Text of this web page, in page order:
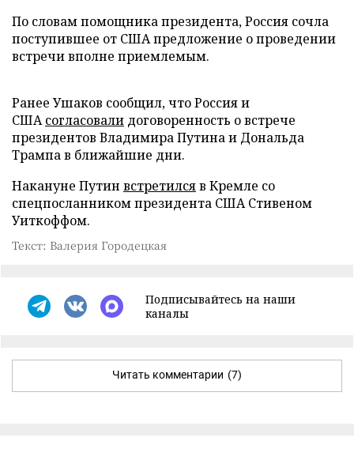
По словам помощника президента, Россия сочла
поступившее от США предложение о проведении
встречи вполне приемлемым.
Ранее Ушаков сообщил, что Россия и
СШАсогласовали договоренность о встрече
президентов Владимира Путина и Дональда
Трампа в ближайшие дни.
Накануне Путин встретилсяв Кремле со
спецпосланником президента США Стивеном
Уиткоффом.
Текст: Валерия Городецкая
Подписывайтесь на наши
каналы
Читать комментарии (7)